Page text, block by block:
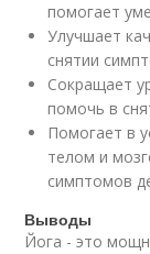
помогает
Улучшает
снятии
Сокращает
помочь в
Помогает в
телом и
симптомов
Выводы
Йога - это